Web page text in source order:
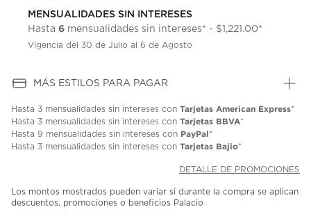
MENSUALIDADES SIN INTERESES
Hasta 6 mensualidades sin intereses* - $1,221.00*
Vigencia del 30 de Julio al 6 de Agosto
MÁS ESTILOS PARA PAGAR
Hasta 3 mensualidades sin intereses con Tarjetas American Express*
Hasta 3 mensualidades sin intereses con Tarjetas BBVA*
Hasta 9 mensualidades sin intereses con PayPal*
Hasta 3 mensualidades sin intereses con Tarjetas Bajio*
DETALLE DE PROMOCIONES
Los montos mostrados pueden variar si durante la compra se aplican
descuentos, promociones o beneficios Palacio